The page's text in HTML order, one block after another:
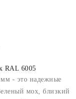
RAL 6005
- это надежные
мох, близкий